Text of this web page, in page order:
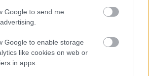
Google to send me
Google to enable storage
like cookies on web or
in apps.
τη δημοσίευση στο Instagram.